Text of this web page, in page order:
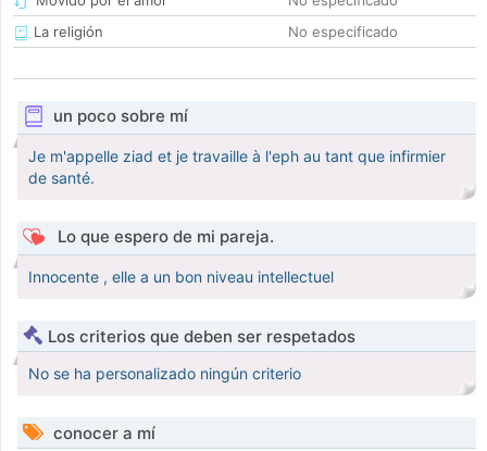
La religión
No especificado
un poco sobre mí
Je m'appelle ziad et je travaille à l'eph au tant que infirmier
de santé.
Lo que espero de mi pareja.
Innocente , elle a un bon niveau intellectuel
Los criterios que deben ser respetados
No se ha personalizado ningún criterio
conocer a mí